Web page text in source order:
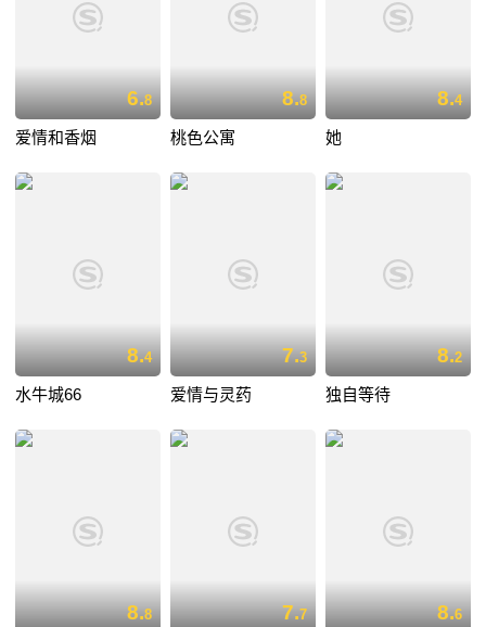
6.8
爱情和香烟
8.8
桃色公寓
8.4
她
8.4
水牛城66
7.3
爱情与灵药
8.2
独自等待
8.8 7.7 8.6